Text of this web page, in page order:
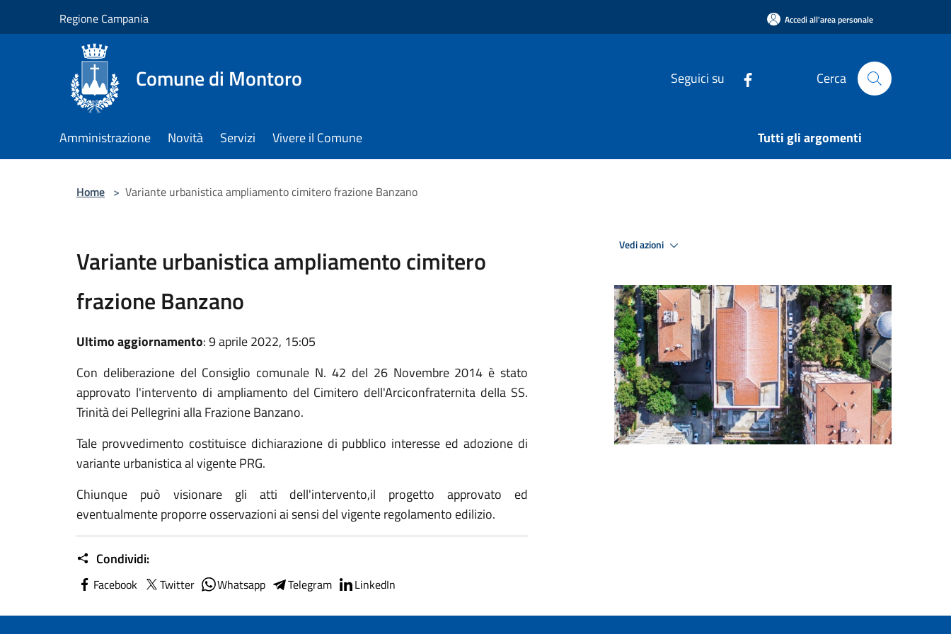
Regione Campania Accedi all'area personale
Comune di Montoro Seguici su Cerca
Amministrazione Novità Servizi Vivere il Comune Tutti gli argomenti
Home > Variante urbanistica ampliamento cimitero frazione Banzano
Variante urbanistica ampliamento cimitero
frazione Banzano
Ultimo aggiornamento: 9 aprile 2022, 15:05
Con deliberazione del Consiglio comunale N. 42 del 26 Novembre 2014 è stato
approvato l'intervento di ampliamento del Cimitero dell'Arciconfraternita della SS.
Trinità dei Pellegrini alla Frazione Banzano.
Tale provvedimento costituisce dichiarazione di pubblico interesse ed adozione di
variante urbanistica al vigente PRG.
Chiunque può visionare gli atti dell'intervento,il progetto approvato ed
eventualmente proporre osservazioni ai sensi del vigente regolamento edilizio.
Condividi:
Facebook Twitter Whatsapp Telegram LinkedIn
Vedi azioni